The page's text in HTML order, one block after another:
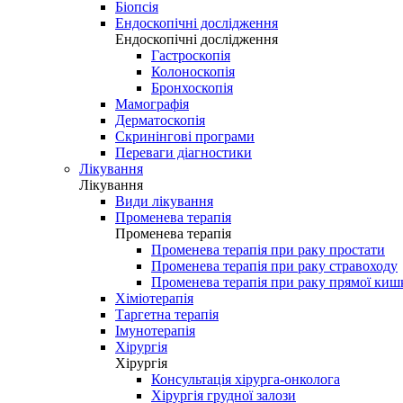
Біопсія
Ендоскопічні дослідження
Ендоскопічні дослідження
Гастроскопія
Колоноскопія
Бронхоскопія
Мамографія
Дерматоскопія
Скринінгові програми
Переваги діагностики
Лікування
Лікування
Види лікування
Променева терапія
Променева терапія
Променева терапія при раку простати
Променева терапія при раку стравоходу
Променева терапія при раку прямої
Хіміотерапія
Таргетна терапія
Імунотерапія
Хірургія
Хірургія
Консультація хірурга-онколога
Хірургія грудної залози